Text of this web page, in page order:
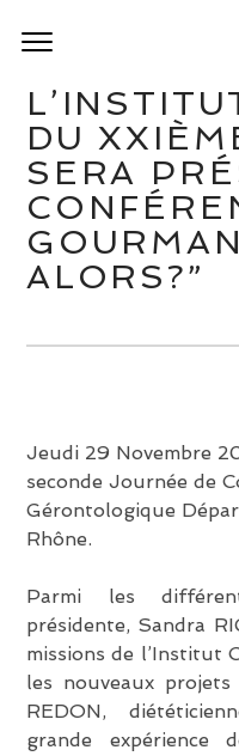
DU
SERA
ALORS?”
Jeudi 29 Novembre
seconde Journée de
Gérontologique
Rhône.
Parmi les
présidente, Sandra
missions de l’Institut
les nouveaux
REDON,
grande expérience